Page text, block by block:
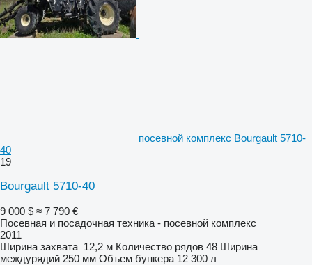
посевной комплекс Bourgault 5710-
40
19
Bourgault 5710-40
9 000 $ ≈ 7 790 €
Посевная и посадочная техника - посевной комплекс
2011
Ширина захвата 12,2 м Количество рядов 48 Ширина
междурядий 250 мм Объем бункера 12 300 л